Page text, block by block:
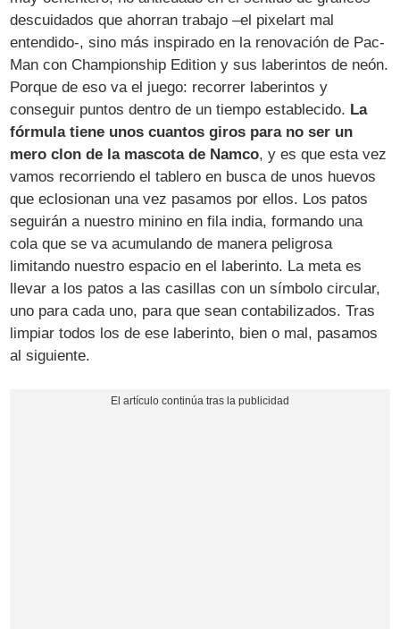
descuidados que ahorran trabajo –el pixelart mal
entendido-, sino más inspirado en la renovación de Pac-
Man con Championship Edition y sus laberintos de neón.
Porque de eso va el juego: recorrer laberintos y
conseguir puntos dentro de un tiempo establecido. La
fórmula tiene unos cuantos giros para no ser un
mero clon de la mascota de Namco, y es que esta vez
vamos recorriendo el tablero en busca de unos huevos
que eclosionan una vez pasamos por ellos. Los patos
seguirán a nuestro minino en fila india, formando una
cola que se va acumulando de manera peligrosa
limitando nuestro espacio en el laberinto. La meta es
llevar a los patos a las casillas con un símbolo circular,
uno para cada uno, para que sean contabilizados. Tras
limpiar todos los de ese laberinto, bien o mal, pasamos
al siguiente.